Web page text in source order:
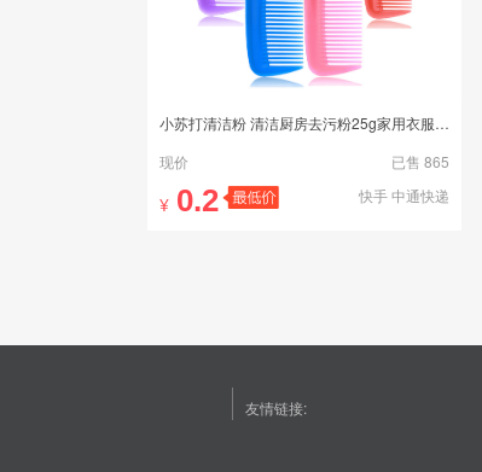
小苏打清洁粉 清洁厨房去污粉25g家用衣服清洗剂
现价
已售 865
¥ 0.2 快手 中通快递
友情链接: